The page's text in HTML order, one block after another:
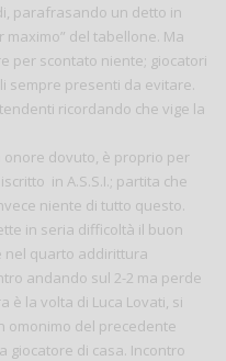
parafrasando un detto in
del tabellone. Ma
per scontato niente; giocatori
sempre presenti da evitare.
ricordando che vige la
onore dovuto, è proprio per
in A.S.S.I.; partita che
niente di tutto questo.
in seria difficoltà il buon
nel quarto addirittura
andando sul 2-2 ma perde
è la volta di Luca Lovati, si
omonimo del precedente
giocatore di casa. Incontro